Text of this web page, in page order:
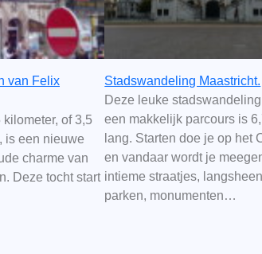
van Felix
of 3,5
is een nieuwe
charme van
Deze tocht start
Stadswandeling Maastricht.
Deze leuke
een makkelijk parcours is
lang. Starten doe je op het
en vandaar wordt je
intieme straatjes,
parken, monumenten…